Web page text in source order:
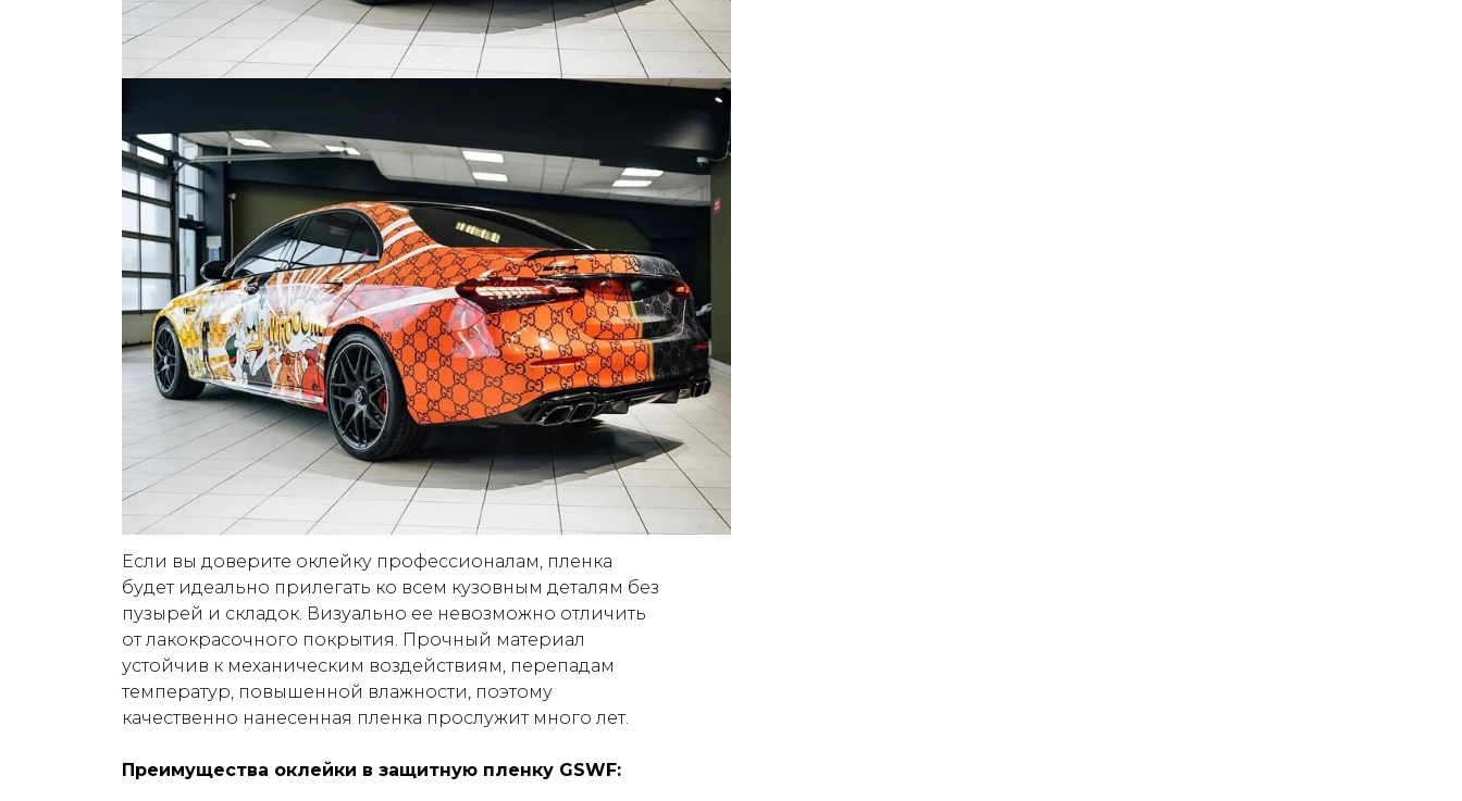
Если вы доверите оклейку профессионалам, пленка
будет идеально прилегать ко всем кузовным деталям без
пузырей и складок. Визуально ее невозможно отличить
от лакокрасочного покрытия. Прочный материал
устойчив к механическим воздействиям, перепадам
температур, повышенной влажности, поэтому
качественно нанесенная пленка прослужит много лет.
Преимущества оклейки в защитную пленку GSWF: